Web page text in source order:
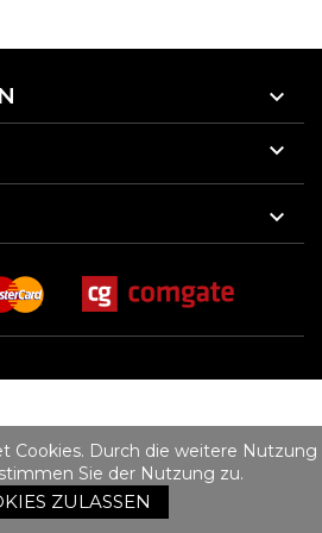



Cookies. Durch die weitere Nutzung
Sie der Nutzung zu.
ZULASSEN